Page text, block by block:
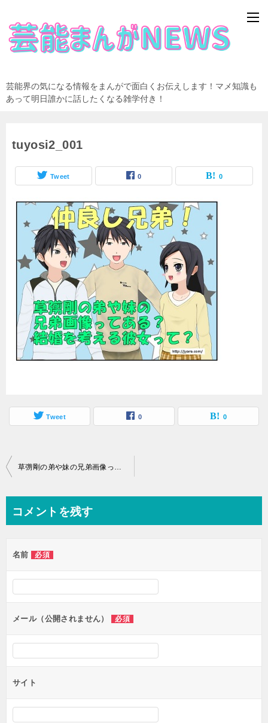
芸能界の気になる情報をまんがで面白くお伝えします！マメ知識も
あって明日誰かに話したくなる雑学付き！
tuyosi2_001
Tweet 0 0
Tweet 0 0
投
ビ
ー
シ
ン
草彅剛の弟や妹の兄弟画像ってある？結婚を考える彼女って？
コメントを残す
名前 必須
メール（公開されません） 必須
サイト